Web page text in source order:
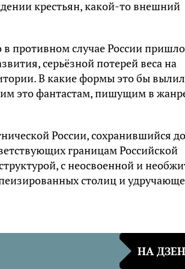
крестьян, какой-то внешний
противном случае России
серьёзной потерей веса на
В какие формы это бы
это фантастам, пишущим в
России, сохранившийся до
границам Российской
с неосвоенной и
столиц и
НА ДЗЕН